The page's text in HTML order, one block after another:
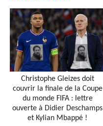
Christophe Gleizes doit
couvrir la finale de la Coupe
du monde FIFA : lettre
ouverte à Didier Deschamps
et Kylian Mbappé !